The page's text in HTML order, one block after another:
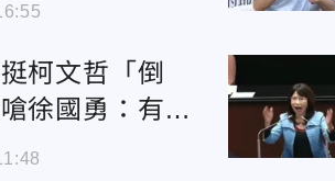
柯文哲「倒
徐國勇：有氣
風暴嗎？